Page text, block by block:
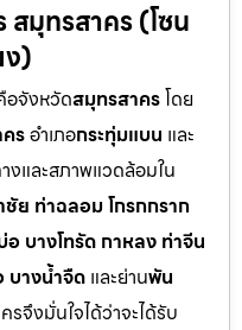
มุทรสาคร (โซน
ง)
อจังหวัดสมุทรสาครโดย
รอำเภอกระทุ่มแบน และ
งและสภาพแวดล้อมใน
ชัย ท่าฉลอม โกรกกราก
อ บางโทรัด กาหลง ท่าจีน
บางน้ำจืด และย่านพัน
จึงมั่นใจได้ว่าจะได้รับ